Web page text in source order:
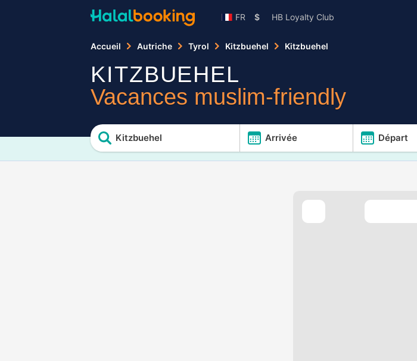
FR $ HB Loyalty Club
Accueil Autriche Tyrol Kitzbuehel Kitzbuehel
KITZBUEHEL
Vacances muslim-friendly
Kitzbuehel Arrivée Départ